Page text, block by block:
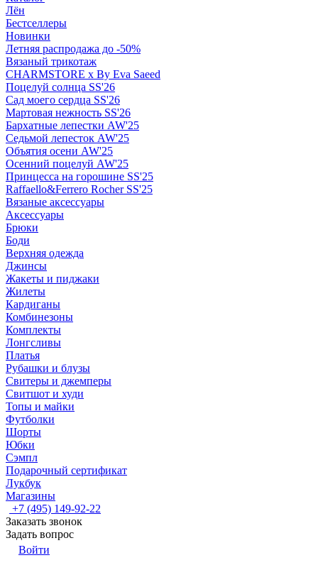
Лён
Бестселлеры
Новинки
Летняя распродажа до -50%
Вязаный трикотаж
CHARMSTORE х By Eva Saeed
Поцелуй солнца SS'26
Сад моего сердца SS'26
Мартовая нежность SS'26
Бархатные лепестки AW'25
Седьмой лепесток AW'25
Объятия осени AW'25
Осенний поцелуй AW'25
Принцесса на горошине SS'25
Raffaello&Ferrero Rocher SS'25
Вязаные аксессуары
Аксессуары
Брюки
Боди
Верхняя одежда
Джинсы
Жакеты и пиджаки
Жилеты
Кардиганы
Комбинезоны
Комплекты
Лонгсливы
Платья
Рубашки и блузы
Свитеры и джемперы
Свитшот и худи
Топы и майки
Футболки
Шорты
Юбки
Сэмпл
Подарочный сертификат
Лукбук
Магазины
+7 (495) 149-92-22
Заказать звонок
Задать вопрос
Войти